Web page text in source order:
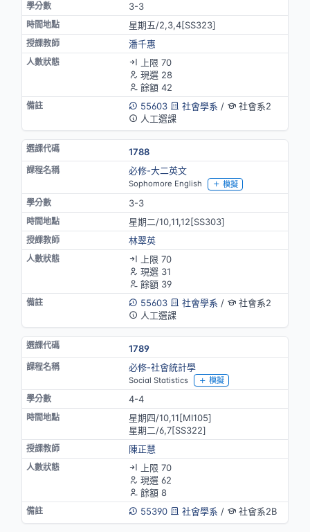
3-3
星期五/2,3,4[SS323]
潘千惠
上限 70
現選 28
餘額 42
55603
社會學系 /
社會系2
人工選課
1788
必修-大二英文
Sophomore English 模擬
3-3
星期二/10,11,12[SS303]
林翠英
上限 70
現選 31
餘額 39
55603
社會學系 /
社會系2
人工選課
1789
必修-社會統計學
Social Statistics 模擬
4-4
星期四/10,11[MⅠ105]
星期二/6,7[SS322]
陳正慧
上限 70
現選 62
餘額 8
55390
社會學系 / 社會系2B